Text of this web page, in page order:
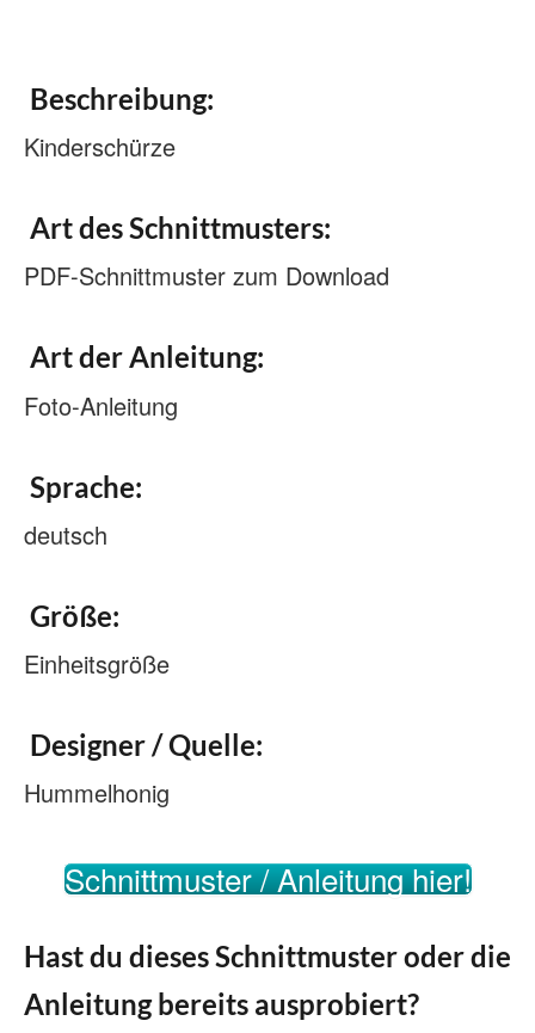
Beschreibung:
Kinderschürze
Art des Schnittmusters:
PDF-Schnittmuster zum Download
Art der Anleitung:
Foto-Anleitung
Sprache:
deutsch
Größe:
Einheitsgröße
Designer / Quelle:
Hummelhonig
Schnittmuster / Anleitung hier!
Hast du dieses Schnittmuster oder die
Anleitung bereits ausprobiert?